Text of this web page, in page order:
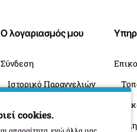
Ο λογαριασμός μου
Σύνδεση
Ιστορικό Παραγγελιών
cookies.